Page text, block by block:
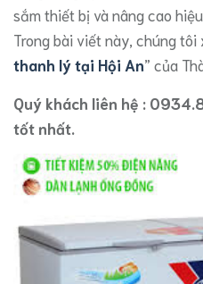
sắm thiết bị và nâng cao
Trong bài viết này, chúng tôi
thanh lý tại Hội An” của
Quý khách liên hệ :
tốt nhất.